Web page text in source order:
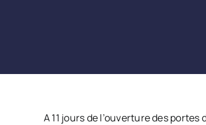
A 11 jours de l’ouverture des